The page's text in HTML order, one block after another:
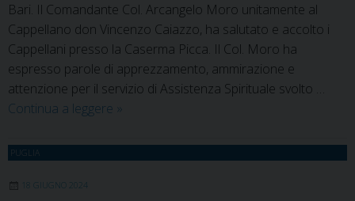
Bari. Il Comandante Col. Arcangelo Moro unitamente al
Cappellano don Vincenzo Caiazzo, ha salutato e accolto i
Cappellani presso la Caserma Picca. Il Col. Moro ha
espresso parole di apprezzamento, ammirazione e
attenzione per il servizio di Assistenza Spirituale svolto …
Continua a leggere I
pugliesi
»
PUGLIA
18 GIUGNO 2024